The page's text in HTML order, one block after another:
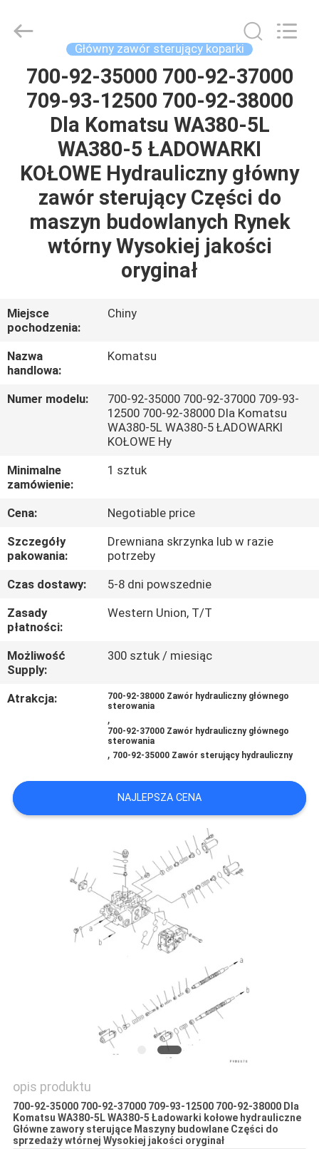
DOM
PRODUKTY
FILMY
POKAZ
NAS
WYCIECZKA
PO
FABRYCE
JAKOŚCI
SKONTAKTUJ
SIĘ
Z
NAMI
AKTUALNOŚCI
WSZYSTKIE
PRZYPADKI
WYCENĘ
POLITYKA
PRYWATNOŚCI
Machinery
Reserved.
Główny zawór sterujący koparki
700-92-35000 700-92-37000
709-93-12500 700-92-38000
Dla Komatsu WA380-5L
WA380-5 ŁADOWARKI
KOŁOWE Hydrauliczny główny
zawór sterujący Części do
maszyn budowlanych Rynek
wtórny Wysokiej jakości
oryginał
Miejsce
pochodzenia:
Chiny
Nazwa
handlowa:
Komatsu
Numer modelu:
700-92-35000 700-92-37000 709-93-
12500 700-92-38000 Dla Komatsu
WA380-5L WA380-5 ŁADOWARKI
KOŁOWE Hy
Minimalne
zamówienie:
1 sztuk
Cena:
Negotiable price
Szczegóły
pakowania:
Drewniana skrzynka lub w razie
potrzeby
Czas dostawy:
5-8 dni powszednie
Zasady
płatności:
Western Union, T/T
Możliwość
Supply:
300 sztuk / miesiąc
Atrakcja:
700-92-38000 Zawór hydrauliczny głównego
sterowania
,
700-92-37000 Zawór hydrauliczny głównego
sterowania
, 700-92-35000 Zawór sterujący hydrauliczny
NAJLEPSZA CENA
opis produktu
700-92-35000 700-92-37000 709-93-12500 700-92-38000 Dla
Komatsu WA380-5L WA380-5 Ładowarki kołowe hydrauliczne
Główne zawory sterujące Maszyny budowlane Części do
sprzedaży wtórnej Wysokiej jakości oryginał